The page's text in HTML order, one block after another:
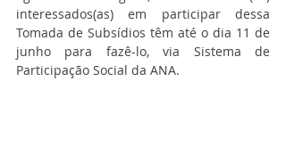
interessados(as) em participar dessa
Tomada de Subsídios têm até o dia 11 de
junho para fazê-lo, via Sistema de
Participação Social da ANA.